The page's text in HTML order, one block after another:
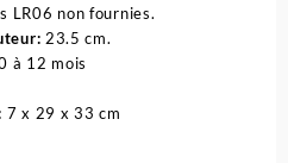
LR06 non fournies.
23.5 cm.
à 12 mois
7 x 29 x 33 cm